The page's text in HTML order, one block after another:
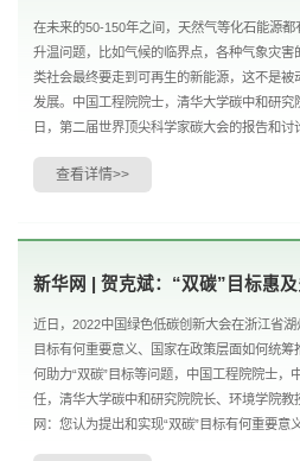
在未来的50-150年之间，天然气等化石能源都
升温问题，比如气候的临界点，各种气象灾害
类社会最终要走到可再生的新能源，这不是
发展。中国工程院院士，清华大学碳中和研
日，第二届世界顶尖科学家碳大会的报告和
查看详情>>
新华网 | 贺克斌：“双碳”目标惠
近日，2022中国绿色低碳创新大会在浙江省
目标有何重要意义、国家在政策层面如何统筹
何助力“双碳”目标等问题，中国工程院院士，
任，清华大学碳中和研究院院长、环境学院
网：您认为提出和实现“双碳”目标有何重要意